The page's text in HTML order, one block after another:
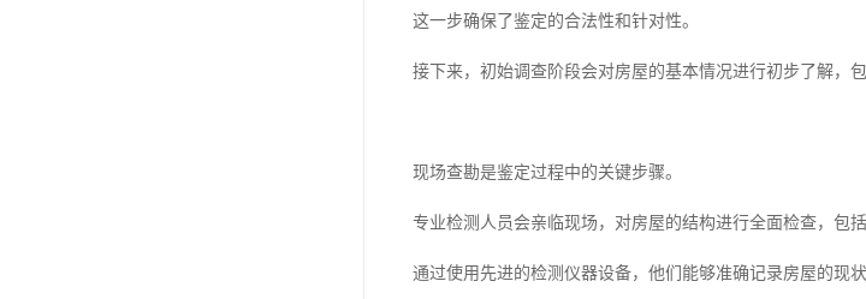
这一步确保了鉴定的合法性和针对性。
接下来，初始调查阶段会对房屋的基本情况进行初步了解，
现场查勘是鉴定过程中的关键步骤。
专业检测人员会亲临现场，对房屋的结构进行全面检查，包
通过使用先进的检测仪器设备，他们能够准确记录房屋的现状